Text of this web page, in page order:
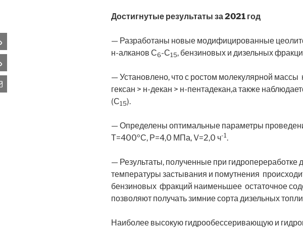
Достигнутые результаты за 2021 год
— Разработаны новые модифицированные
н-алканов С6-С15, бензиновых и дизельных
— Установлено, что с ростом молекулярной массы
гексан > н-декан > н-пентадекан,а также
(С15).
— Определены оптимальные параметры
Т=400ºС, Р=4,0 МПа, V=2,0 ч-1.
— Результаты, полученные при
температуры застывания и помутнения
бензиновых фракций наименьшее остаточное
позволяют получать зимние сорта дизельных
Наиболее высокую гидрообессеривающую и